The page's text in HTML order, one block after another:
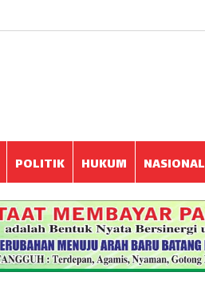
POLITIK HUKUM NASIONAL